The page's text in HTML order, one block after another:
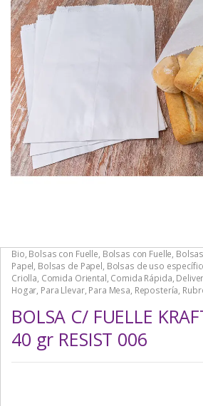
Bio, Bolsas con Fuelle, Bolsas con Fuelle,
Papel, Bolsas de Papel, Bolsas de uso
Criolla, Comida Oriental, Comida Rápida,
Hogar, Para Llevar, Para Mesa, Repostería,
BOLSA C/ FUELLE
40 gr RESIST 006